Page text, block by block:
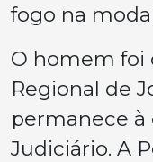
fogo na
O homem foi
Regional de
permanece à
Judiciário. A